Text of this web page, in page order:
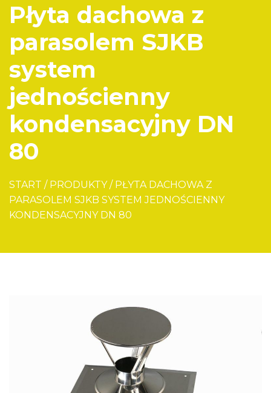
Płyta dachowa z
parasolem SJKB
system
jednościenny
kondensacyjny DN
80
START / PRODUKTY / PŁYTA DACHOWA Z
PARASOLEM SJKB SYSTEM JEDNOŚCIENNY
KONDENSACYJNY DN 80